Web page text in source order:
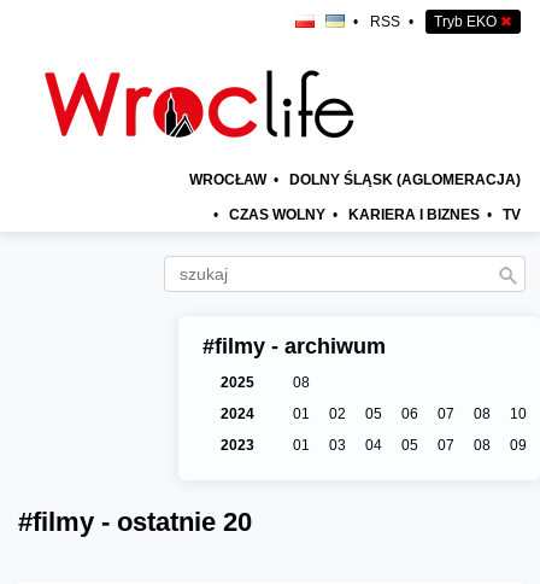
• RSS • Tryb EKO ✖
WROCŁAW • DOLNY ŚLĄSK (AGLOMERACJA)
• CZAS WOLNY • KARIERA I BIZNES • TV
#filmy - archiwum
2025
08
2024
01 02 05 06 07 08
10
2023
01 03 04 05 07 08 09
#filmy - ostatnie 20